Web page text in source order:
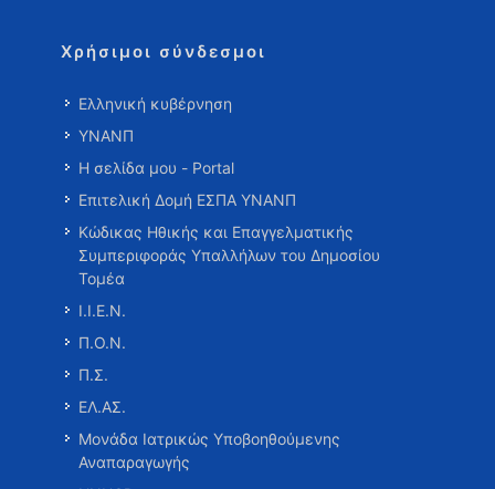
Χρήσιμοι σύνδεσμοι
Ελληνική κυβέρνηση
ΥΝΑΝΠ
Η σελίδα μου - Portal
Επιτελική Δομή ΕΣΠΑ ΥΝΑΝΠ
Κώδικας Ηθικής και Επαγγελματικής
Συμπεριφοράς Υπαλλήλων του Δημοσίου
Τομέα
Ι.Ι.Ε.Ν.
Π.Ο.Ν.
Π.Σ.
ΕΛ.ΑΣ.
Μονάδα Ιατρικώς Υποβοηθούμενης
Αναπαραγωγής